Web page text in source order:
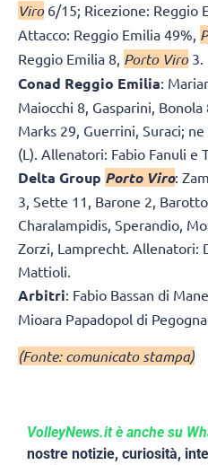
Viro6/15; Ricezione: Reggio
Attacco: Reggio Emilia 49%,
Reggio Emilia 8, Porto Viro3.
Conad Reggio Emilia:
Maiocchi 8, Gasparini,
Marks 29, Guerrini, Suraci;
(L). Allenatori: Fabio Fanuli e
Delta Group Porto Viro:
3, Sette 11, Barone 2,
Charalampidis, Sperandio,
Zorzi, Lamprecht. Allenatori:
Mattioli.
Arbitri: Fabio Bassan di
Mioara Papadopol di
(Fonte: comunicato stampa)
VolleyNews.it è anche su
nostre notizie, curiosità,